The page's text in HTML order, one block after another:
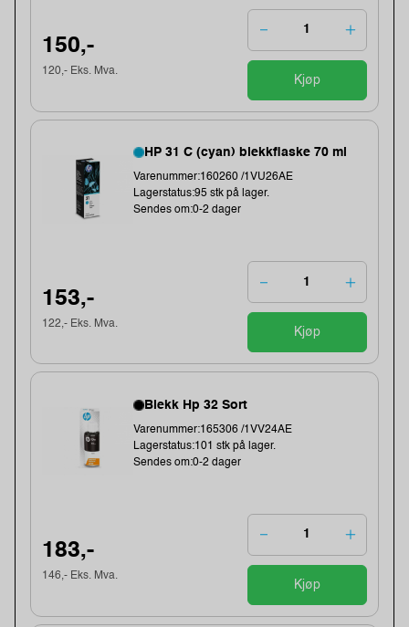
150,-
120,- Eks. Mva.
Kjøp
HP 31 C (cyan) blekkflaske 70 ml
Varenummer:160260 /1VU26AE
Lagerstatus:95 stk på lager.
Sendes om:0-2 dager
153,-
122,- Eks. Mva.
Kjøp
Blekk Hp 32 Sort
Varenummer:165306 /1VV24AE
Lagerstatus:101 stk på lager.
Sendes om:0-2 dager
183,-
146,- Eks. Mva.
Kjøp